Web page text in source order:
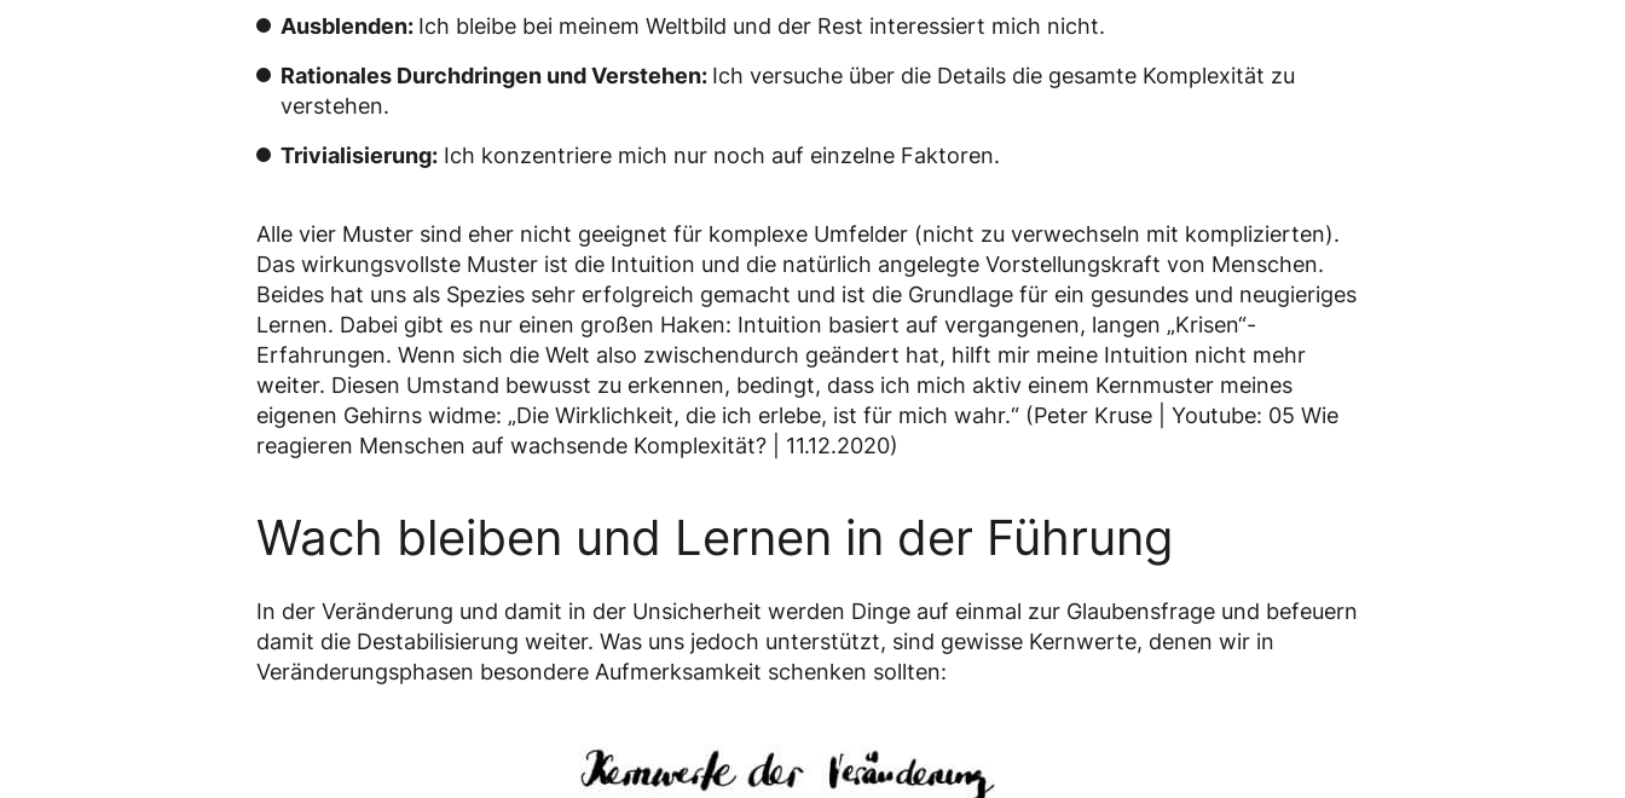
Ausblenden: Ich bleibe bei meinem Weltbild und der Rest interessiert mich nicht.
Rationales Durchdringen und Verstehen: Ich versuche über die Details die gesamte Komplexität zu
verstehen.
Trivialisierung: Ich konzentriere mich nur noch auf einzelne Faktoren.
Alle vier Muster sind eher nicht geeignet für komplexe Umfelder (nicht zu verwechseln mit komplizierten).
Das wirkungsvollste Muster ist die Intuition und die natürlich angelegte Vorstellungskraft von Menschen.
Beides hat uns als Spezies sehr erfolgreich gemacht und ist die Grundlage für ein gesundes und neugieriges
Lernen. Dabei gibt es nur einen großen Haken: Intuition basiert auf vergangenen, langen „Krisen“-
Erfahrungen. Wenn sich die Welt also zwischendurch geändert hat, hilft mir meine Intuition nicht mehr
weiter. Diesen Umstand bewusst zu erkennen, bedingt, dass ich mich aktiv einem Kernmuster meines
eigenen Gehirns widme: „Die Wirklichkeit, die ich erlebe, ist für mich wahr.“ (Peter Kruse | Youtube: 05 Wie
reagieren Menschen auf wachsende Komplexität? | 11.12.2020)
Wach bleiben und Lernen in der Führung
In der Veränderung und damit in der Unsicherheit werden Dinge auf einmal zur Glaubensfrage und befeuern
damit die Destabilisierung weiter. Was uns jedoch unterstützt, sind gewisse Kernwerte, denen wir in
Veränderungsphasen besondere Aufmerksamkeit schenken sollten: